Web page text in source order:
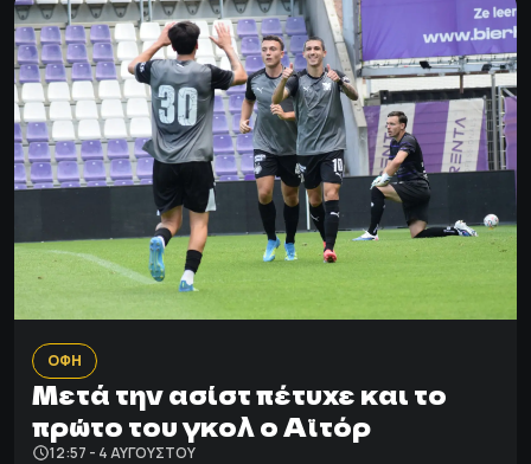
ΟΦΗ
Μετά την ασίστ πέτυχε και το
πρώτο του γκολ ο Αϊτόρ
12:57 - 4 ΑΥΓΟΎΣΤΟΥ